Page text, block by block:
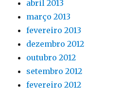
abril 2013
março 2013
fevereiro 2013
dezembro 2012
outubro 2012
setembro 2012
fevereiro 2012